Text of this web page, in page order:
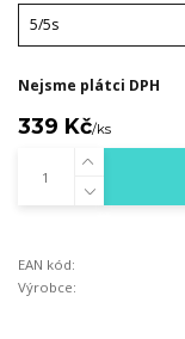
Nejsme plátci DPH
339 Kč/ks
EAN kód:
Výrobce: